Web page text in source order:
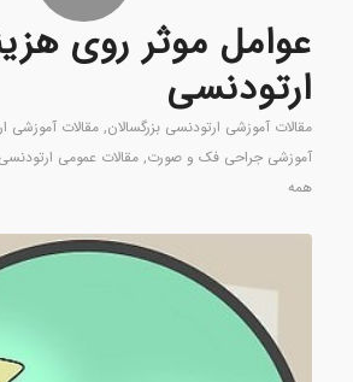
عوامل موثر روی
ارتودنسی
مقالات آموزشی ارتودنسی بزرگسالان, مقالات آموزشی
آموزشی جراحی فک و صورت, مقالات عمومی
همه